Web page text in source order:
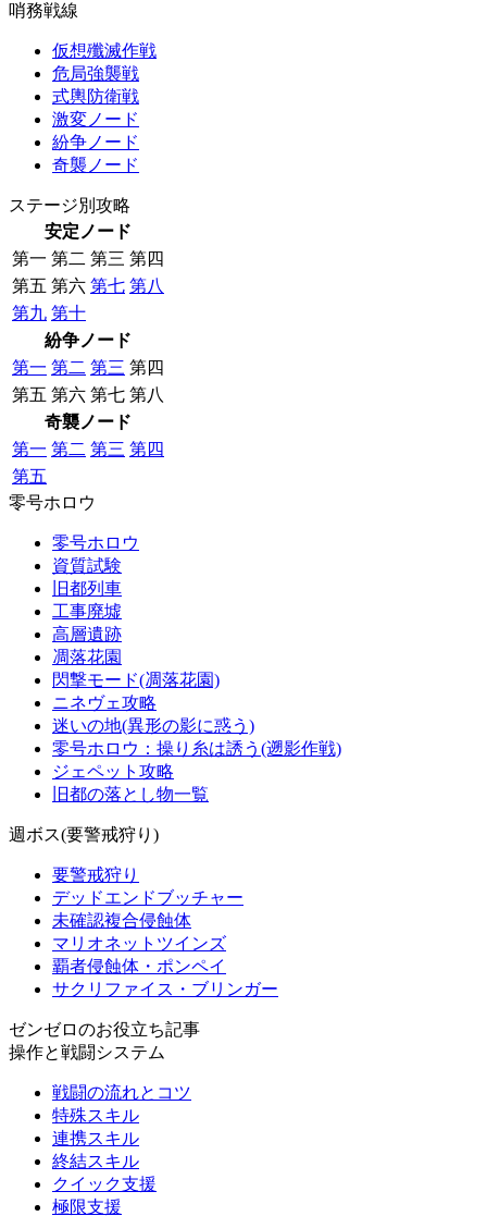
哨務戦線
仮想殲滅作戦
危局強襲戦
式輿防衛戦
激変ノード
紛争ノード
奇襲ノード
ステージ別攻略
安定ノード
第一 第二 第三 第四
第五 第六 第七 第八
第九 第十
紛争ノード
第一 第二 第三 第四
第五 第六 第七 第八
奇襲ノード
第一 第二 第三 第四
第五
零号ホロウ
零号ホロウ
資質試験
旧都列車
工事廃墟
高層遺跡
凋落花園
閃撃モード(凋落花園)
ニネヴェ攻略
迷いの地(異形の影に惑う)
零号ホロウ：操り糸は誘う(遡影作戦)
ジェペット攻略
旧都の落とし物一覧
週ボス(要警戒狩り)
要警戒狩り
デッドエンドブッチャー
未確認複合侵蝕体
マリオネットツインズ
覇者侵蝕体・ポンペイ
サクリファイス・ブリンガー
ゼンゼロのお役立ち記事
操作と戦闘システム
戦闘の流れとコツ
特殊スキル
連携スキル
終結スキル
クイック支援
極限支援